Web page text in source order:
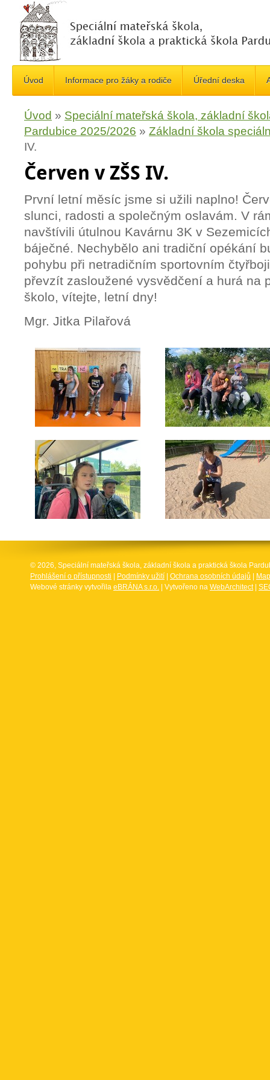
Úvod Informace pro žáky a rodiče Úřední deska
Úvod » Speciální mateřská škola, základní
Pardubice 2025/2026 » Základní škola
IV.
Červen v ZŠS IV.
První letní měsíc jsme si užili naplno!
slunci, radosti a společným oslavám. V
navštívili útulnou Kavárnu 3K v
báječné. Nechybělo ani tradiční opékání
pohybu při netradičním sportovním
převzít zasloužené vysvědčení a hurá na
školo, vítejte, letní dny!
Mgr. Jitka Pilařová
© 2026, Speciální mateřská škola, základní škola a praktická škola
Prohlášení o přístupnosti
Podmínky užití Ochrana osobních údajů
Webové stránky vytvořila eBRÁNA s.r.o. | Vytvořeno na WebArchitect|